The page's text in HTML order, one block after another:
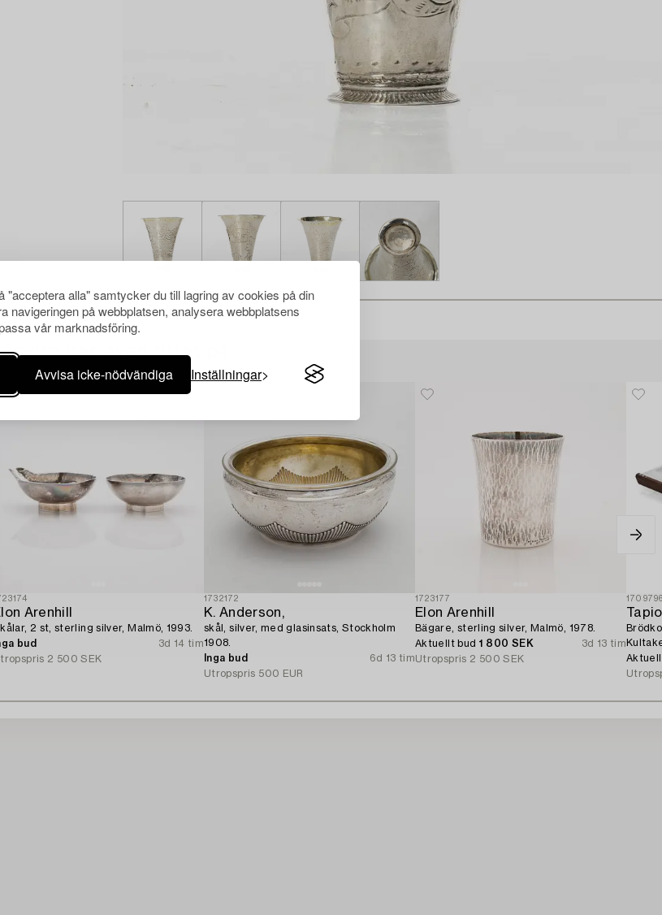
"acceptera alla" samtycker du till lagring av cookies på din
navigeringen på webbplatsen, analysera webbplatsens
vår marknadsföring.
Avvisa icke-nödvändiga Inställningar
Andra har även tittat på
Arenhill
2 st, sterling silver, Malmö, 1993.
bud
3d 14 tim
2 500 SEK
1732172
K. Anderson,
skål, silver, med glasinsats, Stockholm
1908.
Inga bud
6d 13 tim
Utropspris 500 EUR
1723177
Elon Arenhill
Bägare, sterling silver, Malmö, 1978.
Aktuellt bud 1 800 SEK
3d 13 tim
Utropspris 2 500 SEK